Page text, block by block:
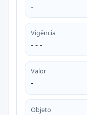
-
Vigência
- - -
Valor
-
Objeto